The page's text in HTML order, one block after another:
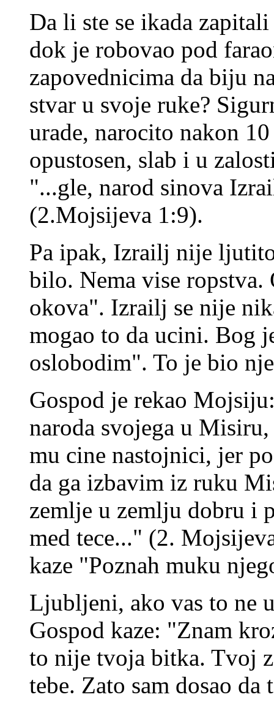
Da li ste se ikada
dok je robovao pod
zapovednicima da biju
stvar u svoje ruke?
urade, narocito nakon
opustosen, slab i u
"...gle, narod sinova
(2.Mojsijeva 1:9).
Pa ipak, Izrailj nije
bilo. Nema vise ropstva.
okova". Izrailj se nije
mogao to da ucini. Bog
oslobodim". To je bio
Gospod je rekao
naroda svojega u
mu cine nastojnici, jer
da ga izbavim iz ruku
zemlje u zemlju dobru i
med tece..." (2.
kaze "Poznah muku
Ljubljeni, ako vas to ne
Gospod kaze: "Znam
to nije tvoja bitka. Tvoj
tebe. Zato sam dosao